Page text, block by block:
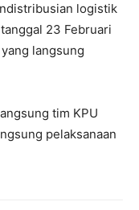
logistik
23 Februari
langsung
tim KPU
pelaksanaan